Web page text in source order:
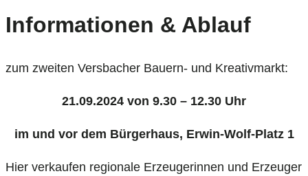
Informationen & Ablauf
zum zweiten Versbacher Bauern- und Kreativmarkt:
21.09.2024 von 9.30 – 12.30 Uhr
im und vor dem Bürgerhaus, Erwin-Wolf-Platz 1
Hier verkaufen regionale Erzeugerinnen und Erzeuger